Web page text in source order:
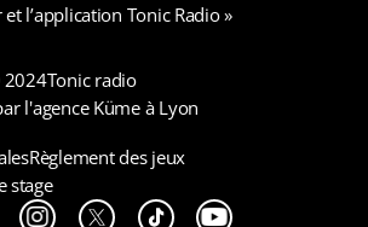
l’application Tonic Radio »
2024Tonic radio
l'agence Küme à Lyon
Règlement des jeux
stage